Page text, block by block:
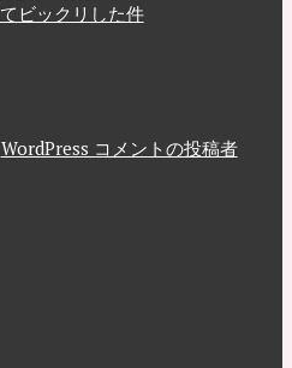
ビックリした件
WordPress コメントの投稿者